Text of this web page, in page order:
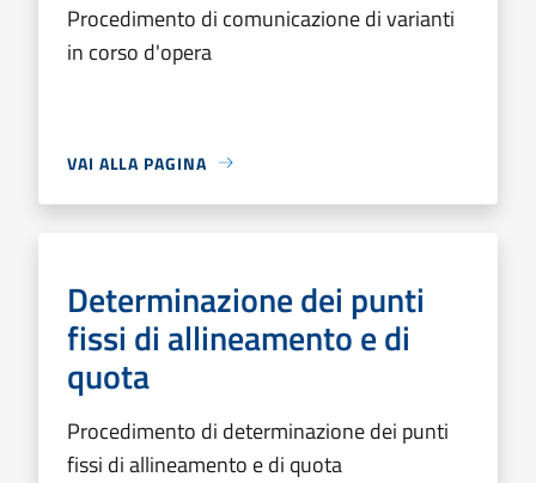
Procedimento di comunicazione di varianti
in corso d'opera
VAI ALLA PAGINA
Determinazione dei punti
fissi di allineamento e di
quota
Procedimento di determinazione dei punti
fissi di allineamento e di quota